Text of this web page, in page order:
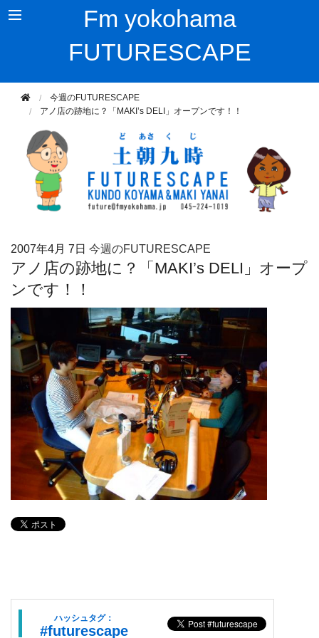
Fm yokohama
FUTURESCAPE
今週のFUTURESCAPE
アノ店の跡地に？「MAKI’s DELI」オープンです！！
2007年4月 7日 今週のFUTURESCAPE
アノ店の跡地に？「MAKI’s DELI」オープ
ンです！！
ハッシュタグ：
#futurescape